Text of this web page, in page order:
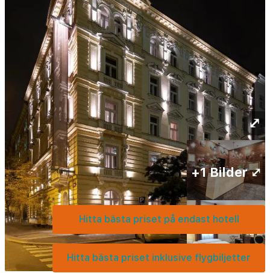
⤢
Hitta bästa priset på endast hotell
Hitta bästa priset inklusive flygbiljetter
+1 Bilder ⤢